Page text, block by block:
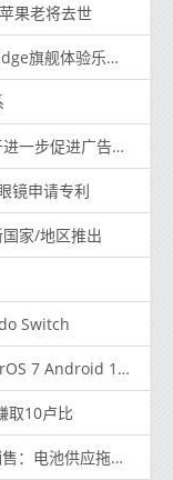
果老将去世
舰体验乐享一夏
广告业务的收购后
镜申请专利
家/地区推出
Switch
10稳定更新
取10卢比
电池供应拖后腿